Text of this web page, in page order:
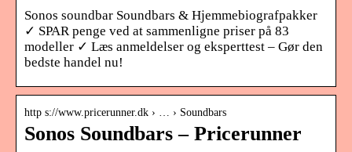
Sonos soundbar Soundbars & Hjemmebiografpakker
✓ SPAR penge ved at sammenligne priser på 83
modeller ✓ Læs anmeldelser og eksperttest – Gør den
bedste handel nu!
http s://www.pricerunner.dk › … › Soundbars
Sonos Soundbars – Pricerunner